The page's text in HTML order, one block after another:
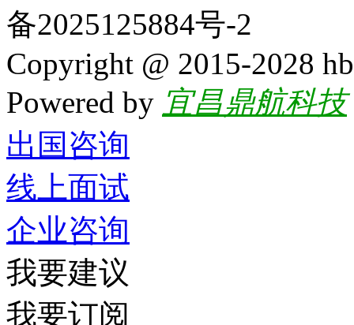
备2025125884号-2
Copyright @ 2015-2028
Powered by 宜昌鼎航科技
出国咨询
线上面试
企业咨询
我要建议
我要订阅